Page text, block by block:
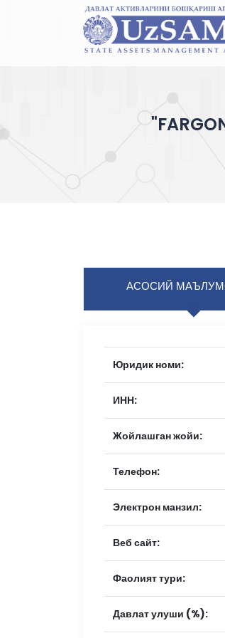
АСОСИЙ
Юридик номи:
ИНН:
Жойлашган жойи:
Телефон:
Электрон манзил:
Веб сайт:
Фаолият тури:
Давлат улуши (%):